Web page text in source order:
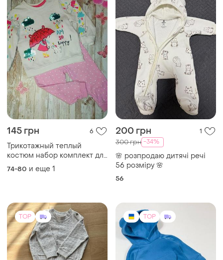
145 грн 6
Трикотажный теплый
костюм набор комплект для
девочки
74-80 и еще 1
200 грн 1
300 грн -34%
🌸 розпродаю дитячі речі
56 розміру 🌸
56
TOP TOP